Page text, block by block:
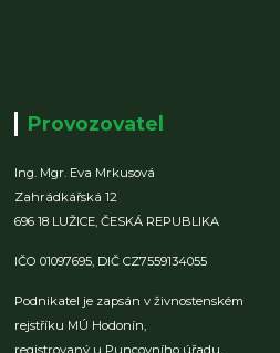
Provozovatel
Ing. Mgr. Eva Mrkusová
Zahrádkářská 12
696 18 LUŽICE,ČESKÁ REPUBLIKA
IČO 01097695, DIČ CZ7559134055
Podnikatel je zapsán v živnostenském
rejstříku MÚ Hodonín,